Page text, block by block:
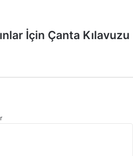
İçin Çanta Kılavuzu